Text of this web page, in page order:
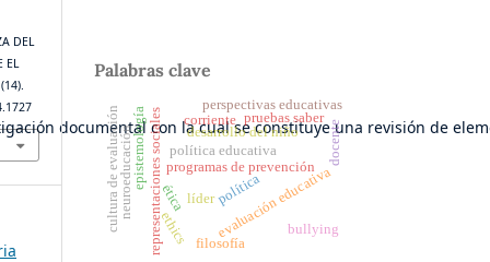
documental con la cual se constituye una revisión de
DEL
EL
(14).
Palabras clave
representaciones sociales líder
política educativa
programas de prevención
evaluación educativa
política
ética
ethics
desarrollo del niño
epistemología corriente
filosofía
neuroeducación
pruebas saber
cultura de evaluación
perspectivas educativas
bullying
docente